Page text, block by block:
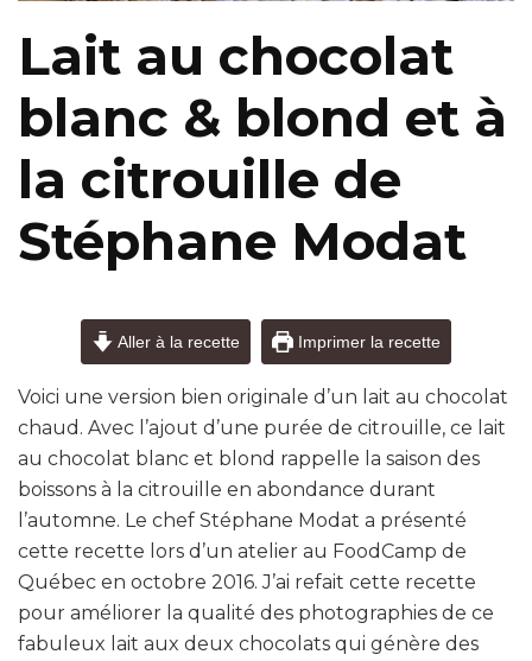
Lait au chocolat
blanc & blond et à
la citrouille de
Stéphane Modat
Aller à la recette Imprimer la recette
Voici une version bien originale d’un lait au chocolat
chaud. Avec l’ajout d’une purée de citrouille, ce lait
au chocolat blanc et blond rappelle la saison des
boissons à la citrouille en abondance durant
l’automne. Le chef Stéphane Modat a présenté
cette recette lors d’un atelier au FoodCamp de
Québec en octobre 2016. J’ai refait cette recette
pour améliorer la qualité des photographies de ce
fabuleux lait aux deux chocolats qui génère des